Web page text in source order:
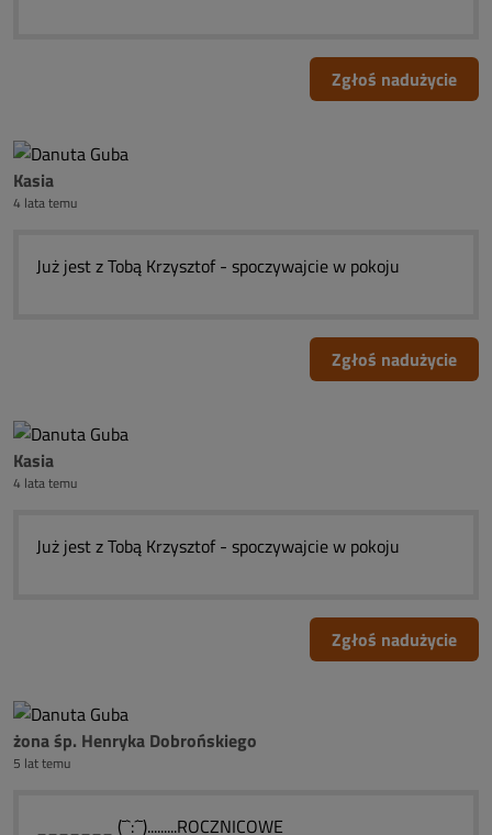
Zgłoś nadużycie
Kasia
4 lata temu
Już jest z Tobą Krzysztof - spoczywajcie w pokoju
Zgłoś nadużycie
Kasia
4 lata temu
Już jest z Tobą Krzysztof - spoczywajcie w pokoju
Zgłoś nadużycie
żona śp. Henryka Dobrońskiego
5 lat temu
_______ (¯`:´¯).........ROCZNICOWE